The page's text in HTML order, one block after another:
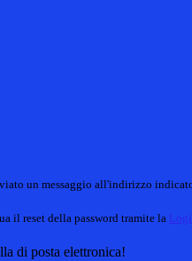
un messaggio all'indirizzo
il reset della password tramite la
di posta elettronica!